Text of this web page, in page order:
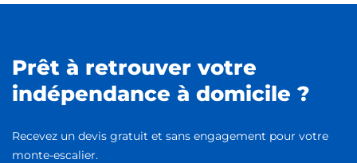
Prêt à retrouver votre
indépendance à domicile ?
Recevez un devis gratuit et sans engagement pour votre
monte-escalier.